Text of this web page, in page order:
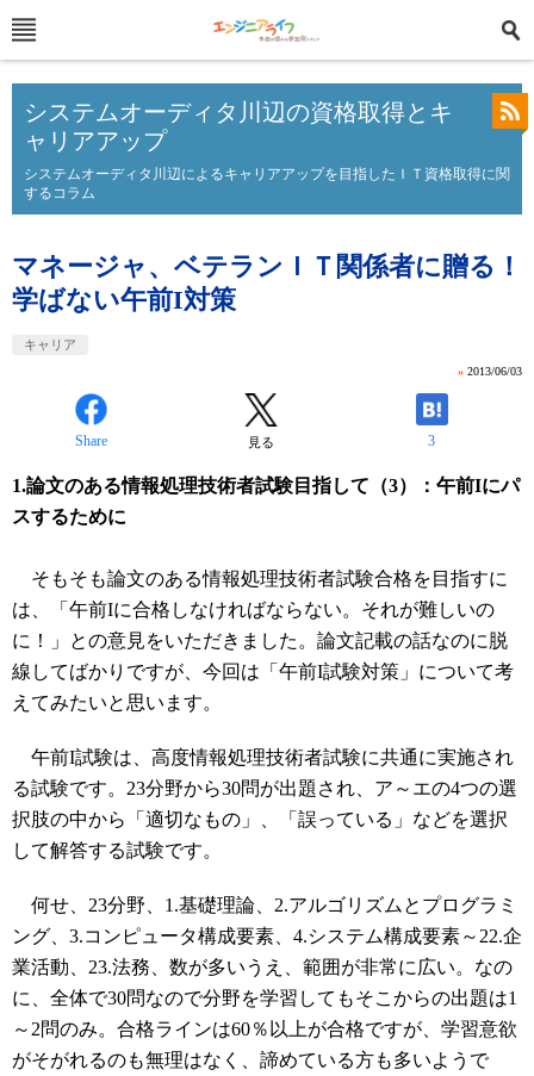
システムオーディタ川辺の資格取得とキ
ャリアアップ
システムオーディタ川辺によるキャリアアップを目指したＩＴ資格取得に関
するコラム
マネージャ、ベテランＩＴ関係者に贈る！
学ばない午前I対策
キャリア
» 2013/06/03
Share 見る 3
1.論文のある情報処理技術者試験目指して（3）：午前Iにパ
スするために
そもそも論文のある情報処理技術者試験合格を目指すに
は、「午前Iに合格しなければならない。それが難しいの
に！」との意見をいただきました。論文記載の話なのに脱
線してばかりですが、今回は「午前I試験対策」について考
えてみたいと思います。
午前I試験は、高度情報処理技術者試験に共通に実施され
る試験です。23分野から30問が出題され、ア～エの4つの選
択肢の中から「適切なもの」、「誤っている」などを選択
して解答する試験です。
何せ、23分野、1.基礎理論、2.アルゴリズムとプログラミ
ング、3.コンピュータ構成要素、4.システム構成要素～22.企
業活動、23.法務、数が多いうえ、範囲が非常に広い。なの
に、全体で30問なので分野を学習してもそこからの出題は1
～2問のみ。合格ラインは60％以上が合格ですが、学習意欲
がそがれるのも無理はなく、諦めている方も多いようで